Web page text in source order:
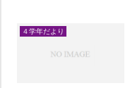
４学年だより